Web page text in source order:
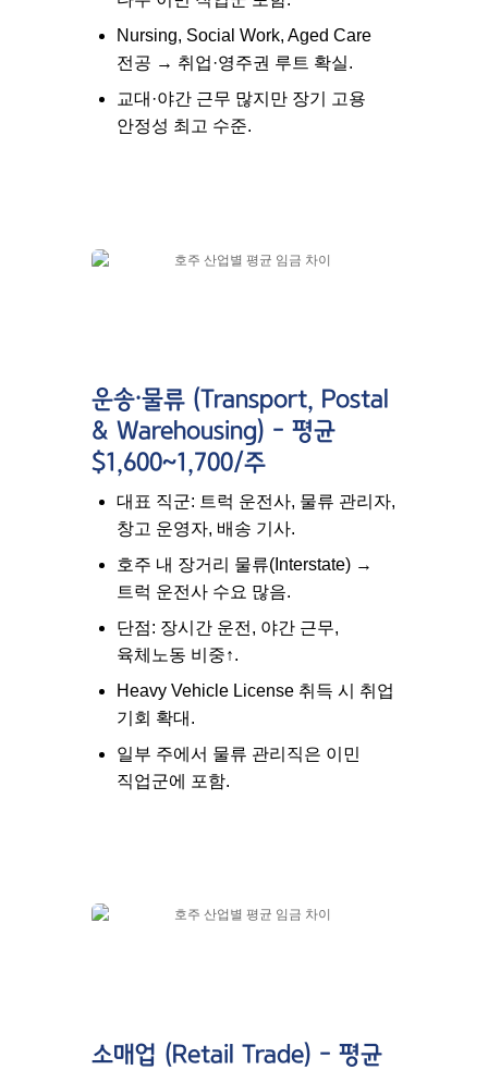
Nursing, Social Work, Aged Care
전공 → 취업·영주권 루트 확실.
교대·야간 근무 많지만 장기 고용
안정성 최고 수준.
운송·물류 (Transport, Postal
& Warehousing) – 평균
$1,600~1,700/주
대표 직군: 트럭 운전사, 물류 관리자,
창고 운영자, 배송 기사.
호주 내 장거리 물류(Interstate) →
트럭 운전사 수요 많음.
단점: 장시간 운전, 야간 근무,
육체노동 비중↑.
Heavy Vehicle License 취득 시 취업
기회 확대.
일부 주에서 물류 관리직은 이민
직업군에 포함.
소매업 (Retail Trade) – 평균